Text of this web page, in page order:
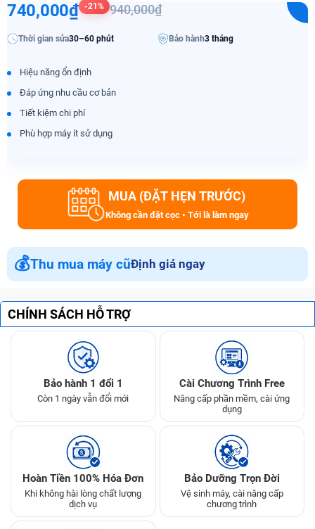
740,000₫ -21% 940,000₫
Thời gian sửa30–60 phút Bảo hành3 tháng
Hiệu năng ổn định
Đáp ứng nhu cầu cơ bản
Tiết kiệm chi phí
Phù hợp máy ít sử dụng
MUA (ĐẶT HẸN TRƯỚC)
Không cần đặt cọc • Tới là làm ngay
💰Thu mua máy cũĐịnh giá ngay
CHÍNH SÁCH HỖ TRỢ
Bảo hành 1 đổi 1
Còn 1 ngày vẫn đổi mới
Cài Chương Trình Free
Nâng cấp phần mềm, cài ứng
dụng
Hoàn Tiền 100% Hóa Đơn
Khi không hài lòng chất lượng
dịch vụ
Bảo Dưỡng Trọn Đời
Vệ sinh máy, cài nâng cấp
chương trình